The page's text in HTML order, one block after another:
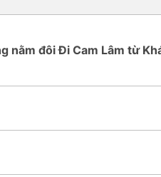
nằm đôi Đi Cam Lâm từ